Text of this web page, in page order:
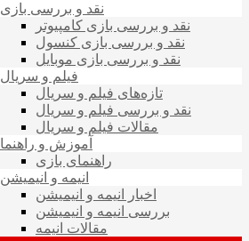
نقد و بررسی بازی
نقد و بررسی بازی کامپیوتر
نقد و بررسی بازی کنسول
نقد و بررسی بازی موبایل
فیلم و سریال
تازه‌های فیلم و سریال
نقد و بررسی فیلم و سریال
مقالات فیلم و سریال
آموزش و راهنما
راهنمای بازی
انیمه و انیمیشن
اخبار انیمه و انیمیشن
بررسی انیمه و انیمیشن
مقالات انیمه